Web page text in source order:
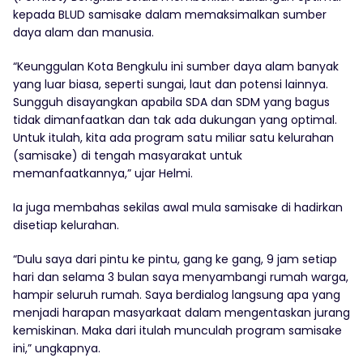
kepada BLUD samisake dalam memaksimalkan sumber
daya alam dan manusia.
“Keunggulan Kota Bengkulu ini sumber daya alam banyak
yang luar biasa, seperti sungai, laut dan potensi lainnya.
Sungguh disayangkan apabila SDA dan SDM yang bagus
tidak dimanfaatkan dan tak ada dukungan yang optimal.
Untuk itulah, kita ada program satu miliar satu kelurahan
(samisake) di tengah masyarakat untuk
memanfaatkannya,” ujar Helmi.
Ia juga membahas sekilas awal mula samisake di hadirkan
disetiap kelurahan.
“Dulu saya dari pintu ke pintu, gang ke gang, 9 jam setiap
hari dan selama 3 bulan saya menyambangi rumah warga,
hampir seluruh rumah. Saya berdialog langsung apa yang
menjadi harapan masyarkaat dalam mengentaskan jurang
kemiskinan. Maka dari itulah munculah program samisake
ini,” ungkapnya.